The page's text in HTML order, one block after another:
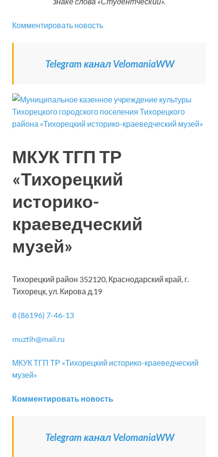
Комментировать новость
Telegram канал VelomaniaWW
МКУК ТГП ТР
«Тихорецкий
историко-
краеведческий
музей»
Тихорецкий район 352120, Краснодарский край, г.
Тихорецк, ул. Кирова д.19
8 (86196) 7-46-13
muztih@mail.ru
МКУК ТГП ТР «Тихорецкий историко-краеведческий
музей»
Комментировать новость
Telegram канал VelomaniaWW